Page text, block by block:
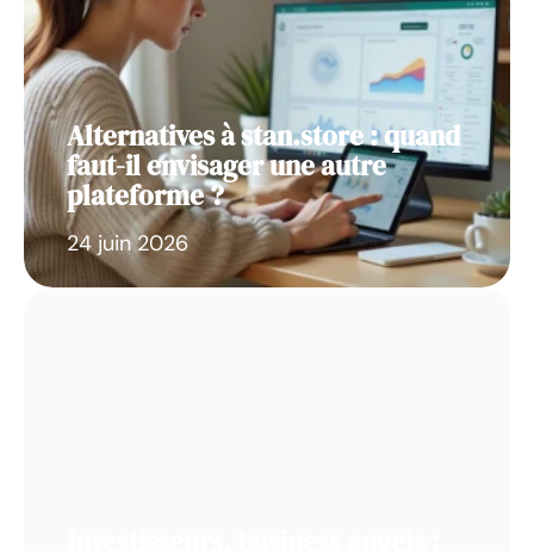
Alternatives à stan.store : quand
faut-il envisager une autre
plateforme ?
24 juin 2026